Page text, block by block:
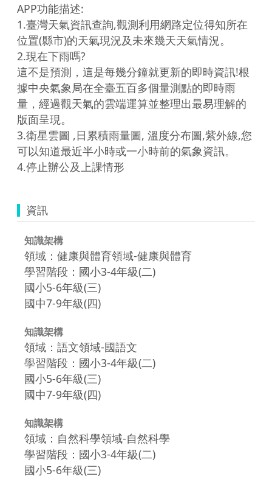
APP功能描述:
1.臺灣天氣資訊查詢,觀測利用網路定位得知所在
位置(縣市)的天氣現況及未來幾天天氣情況。
2.現在下雨嗎?
這不是預測，這是每幾分鐘就更新的即時資訊!根
據中央氣象局在全臺五百多個量測點的即時雨
量，經過觀天氣的雲端運算並整理出最易理解的
版面呈現。
3.衛星雲圖 ,日累積雨量圖, 溫度分布圖,紫外線,您
可以知道最近半小時或一小時前的氣象資訊。
4.停止辦公及上課情形
資訊
知識架構
領域：健康與體育領域-健康與體育
學習階段：國小3-4年級(二)
國小5-6年級(三)
國中7-9年級(四)
知識架構
領域：語文領域-國語文
學習階段：國小3-4年級(二)
國小5-6年級(三)
國中7-9年級(四)
知識架構
領域：自然科學領域-自然科學
學習階段：國小3-4年級(二)
國小5-6年級(三)